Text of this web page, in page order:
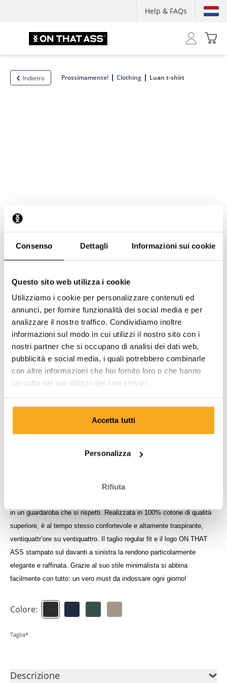
Consenso Dettagli Informazioni sui cookie
Questo sito web utilizza i cookie
Utilizziamo i cookie per personalizzare contenuti ed
annunci, per fornire funzionalità dei social media e per
analizzare il nostro traffico. Condividiamo inoltre
informazioni sul modo in cui utilizzi il nostro sito con i
nostri partner che si occupano di analisi dei dati web,
pubblicità e social media, i quali potrebbero combinarle
con altre informazioni che hai fornito loro o che hanno
raccolto dal tuo utilizzo dei loro servizi.
Accetta tutti
Personalizza
Rifiuta
Help & FAQs
Indietro Prossimamente! Clothing Luan t-shirt
in un guardaroba che si rispetti. Realizzata in 100% cotone di qualità
superiore, è al tempo stesso confortevole e altamente traspirante,
ventiquattr’ore su ventiquattro. Il taglio regular fit e il logo ON THAT
ASS stampato sul davanti a sinistra la rendono particolarmente
elegante e raffinata. Grazie al suo stile minimalista si abbina
facilmente con tutto: un vero must da indossare ogni giorno!
Colore:
Taglia*
Descrizione